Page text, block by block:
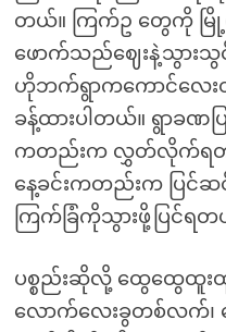
တယ်။ ကြက်ဥ တွေကို မြို့
ဖောက်သည်ဈေးနဲ့သွားသွ
ဟိုဘက်ရွာကကောင်လေ
ခန့်ထားပါတယ်။ ရွာခဏ
ကတည်းက လွှတ်လိုက်ရတာ
နေ့ခင်းကတည်းက ပြင်ဆ
ကြက်ခြံကိုသွားဖို့ပြင်ရတ
ပစ္စည်းဆိုလို့ ထွေထွေထူး
လောက်လေးခွတစ်လက်၊